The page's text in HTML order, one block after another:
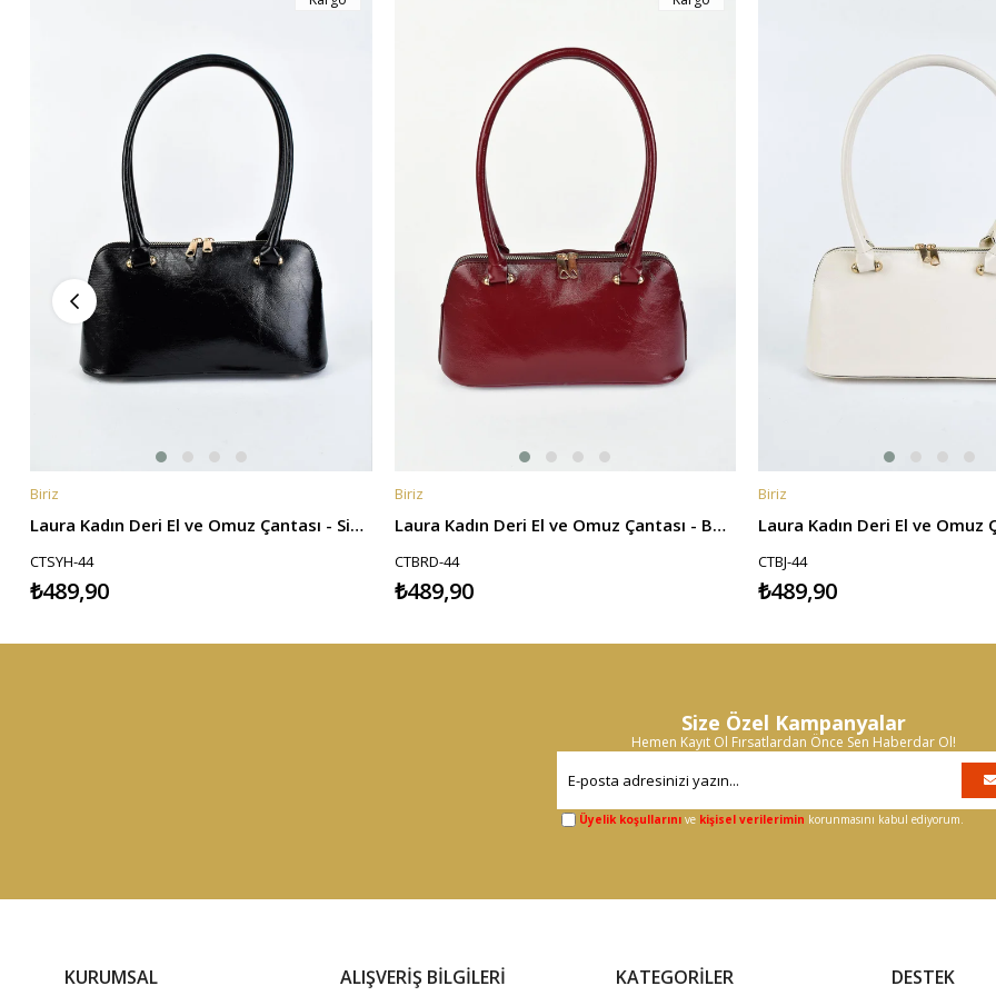
SEPETE EKLE
Biriz
Laura Kadın Deri El ve Omuz Çantası - Siyah
CTSYH-44
₺489,90
SEPETE EKLE
Biriz
Laura Kadın Deri El ve Omuz Çantası - Bordo
CTBRD-44
₺489,90
SEPETE EKLE
Biriz
Laura Kadın Deri El ve Omuz
CTBJ-44
₺489,90
Size Özel Kampanyalar
Hemen Kayıt Ol Fırsatlardan Önce Sen Haberdar Ol!
Üyelik koşullarınıve kişisel verilerimin korunmasını kabul ediyorum.
KURUMSAL ALIŞVERİŞ BİLGİLERİ KATEGORİLER DESTEK